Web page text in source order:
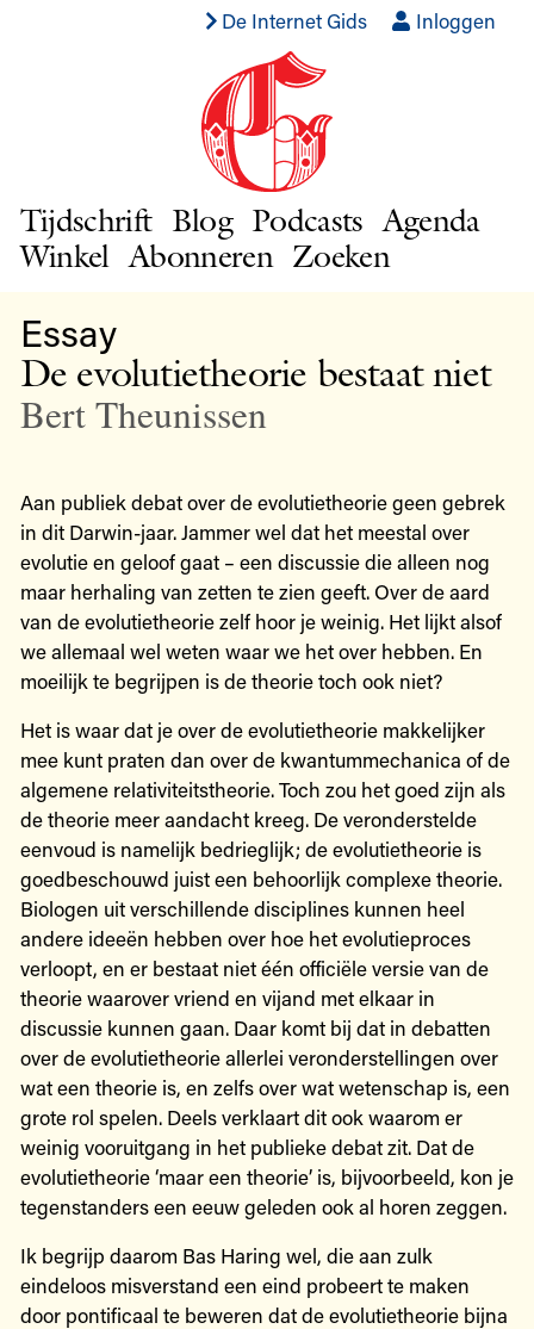
De Internet Gids Inloggen
Tijdschrift Blog Podcasts Agenda
Winkel Abonneren Zoeken
Essay
De evolutietheorie bestaat niet
Bert Theunissen
Aan publiek debat over de evolutietheorie geen gebrek
in dit Darwin-jaar. Jammer wel dat het meestal over
evolutie en geloof gaat – een discussie die alleen nog
maar herhaling van zetten te zien geeft. Over de aard
van de evolutietheorie zelf hoor je weinig. Het lijkt alsof
we allemaal wel weten waar we het over hebben. En
moeilijk te begrijpen is de theorie toch ook niet?
Het is waar dat je over de evolutietheorie makkelijker
mee kunt praten dan over de kwantummechanica of de
algemene relativiteitstheorie. Toch zou het goed zijn als
de theorie meer aandacht kreeg. De veronderstelde
eenvoud is namelijk bedrieglijk; de evolutietheorie is
goedbeschouwd juist een behoorlijk complexe theorie.
Biologen uit verschillende disciplines kunnen heel
andere ideeën hebben over hoe het evolutieproces
verloopt, en er bestaat niet één officiële versie van de
theorie waarover vriend en vijand met elkaar in
discussie kunnen gaan. Daar komt bij dat in debatten
over de evolutietheorie allerlei veronderstellingen over
wat een theorie is, en zelfs over wat wetenschap is, een
grote rol spelen. Deels verklaart dit ook waarom er
weinig vooruitgang in het publieke debat zit. Dat de
evolutietheorie ‘maar een theorie’ is, bijvoorbeeld, kon je
tegenstanders een eeuw geleden ook al horen zeggen.
Ik begrijp daarom Bas Haring wel, die aan zulk
eindeloos misverstand een eind probeert te maken
door pontificaal te beweren dat de evolutietheorie bijna